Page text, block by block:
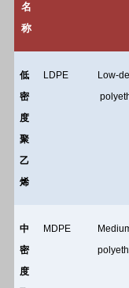
名
称
低
密
度
聚
乙
烯
LDPE
Low-
中
密
度
MDPE